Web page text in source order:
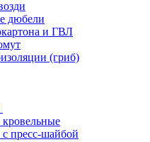
дюбели
и ГВЛ
(гриб)
пресс-шайбой